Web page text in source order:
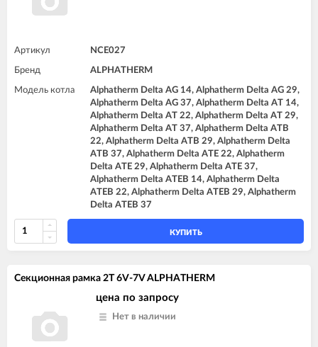
Артикул NCE027
Бренд ALPHATHERM
Модель котла
Alphatherm Delta AG 14, Alphatherm Delta AG 29,
Alphatherm Delta AG 37, Alphatherm Delta AT 14,
Alphatherm Delta AT 22, Alphatherm Delta AT 29,
Alphatherm Delta AT 37, Alphatherm Delta ATB
22, Alphatherm Delta ATB 29, Alphatherm Delta
ATB 37, Alphatherm Delta ATE 22, Alphatherm
Delta ATE 29, Alphatherm Delta ATE 37,
Alphatherm Delta ATEB 14, Alphatherm Delta
ATEB 22, Alphatherm Delta ATEB 29, Alphatherm
Delta ATEB 37
КУПИТЬ
Секционная рамка 2T 6V-7V ALPHATHERM
цена по запросу
Нет в наличии